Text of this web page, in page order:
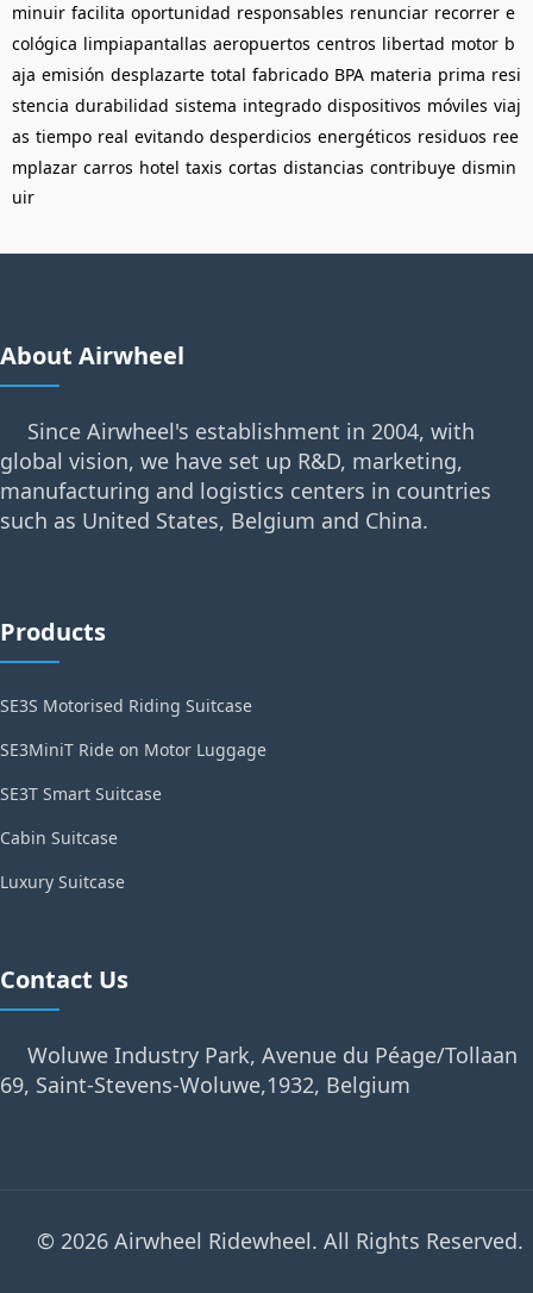
minuir facilita oportunidad responsables renunciar recorrer e
cológica limpiapantallas aeropuertos centros libertad motor b
aja emisión desplazarte total fabricado BPA materia prima resi
stencia durabilidad sistema integrado dispositivos móviles viaj
as tiempo real evitando desperdicios energéticos residuos ree
mplazar carros hotel taxis cortas distancias contribuye dismin
uir
About Airwheel
Since Airwheel's establishment in 2004, with
global vision, we have set up R&D, marketing,
manufacturing and logistics centers in countries
such as United States, Belgium and China.
Products
SE3S Motorised Riding Suitcase
SE3MiniT Ride on Motor Luggage
SE3T Smart Suitcase
Cabin Suitcase
Luxury Suitcase
Contact Us
Woluwe Industry Park, Avenue du Péage/Tollaan
69, Saint-Stevens-Woluwe,1932, Belgium
© 2026 Airwheel Ridewheel. All Rights Reserved.